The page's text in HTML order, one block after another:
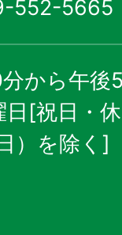
552-5665
から午後
日[祝日・
）を除く]